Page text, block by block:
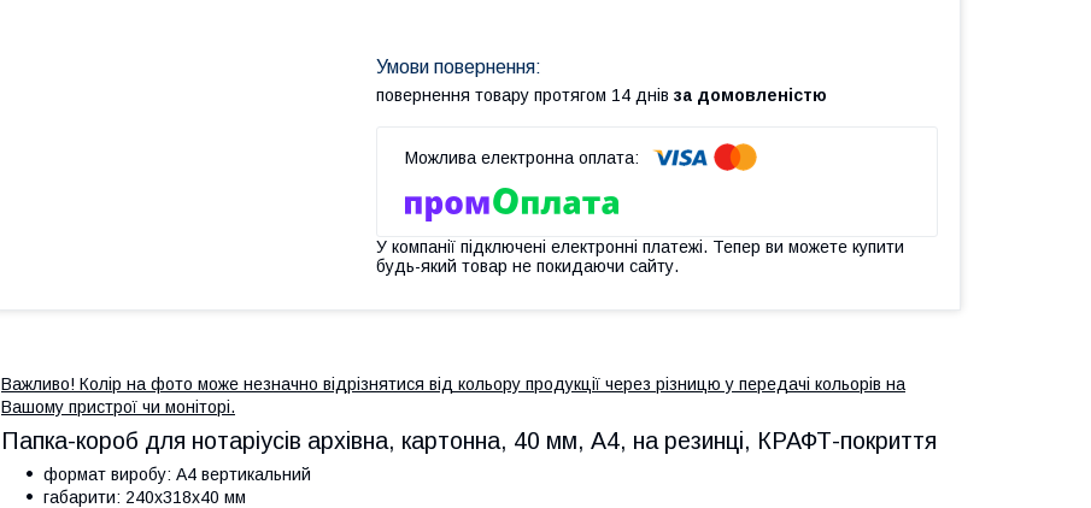
повернення товару протягом 14 днів за домовленістю
У компанії підключені електронні платежі. Тепер ви можете купити
будь-який товар не покидаючи сайту.
Важливо! Колір на фото може незначно відрізнятися від кольору продукції через різницю у передачі кольорів на
Вашому пристрої чи моніторі.
Папка-короб для нотаріусів архівна, картонна, 40 мм, А4, на резинці, КРАФТ-покриття
формат виробу: А4 вертикальний
габарити: 240х318х40 мм